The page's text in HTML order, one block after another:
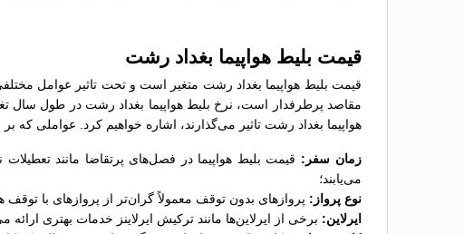
قیمت بلیط هواپیما بغداد رشت
قیمت بلیط هواپیما بغداد رشت متغیر است و تحت تاثیر عوامل
مقاصد پرطرفدار است، نرخ بلیط هواپیما بغداد رشت در طول سال
هواپیما بغداد رشت تاثیر می‌گذارند، اشاره خواهیم کرد. عواملی که
زمان سفر: قیمت بلیط هواپیما در فصل‌های پرتقاضا مانند
می‌یابند؛
نوع پرواز: پروازهای بدون توقف معمولاً گران‌تر از پروازهای با
ایرلاین: برخی از ایرلاین‌ها مانند ترکیش ایرلاینز خدمات بهتری